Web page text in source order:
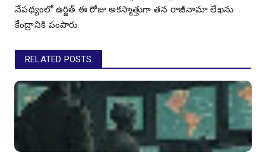
నేపథ్యంలో ఉర్జిత్‌ ఈ రోజు అకస్మాత్తుగా తన రాజీనామా లేఖను
కేంద్రానికి పంపారు.
RELATED POSTS